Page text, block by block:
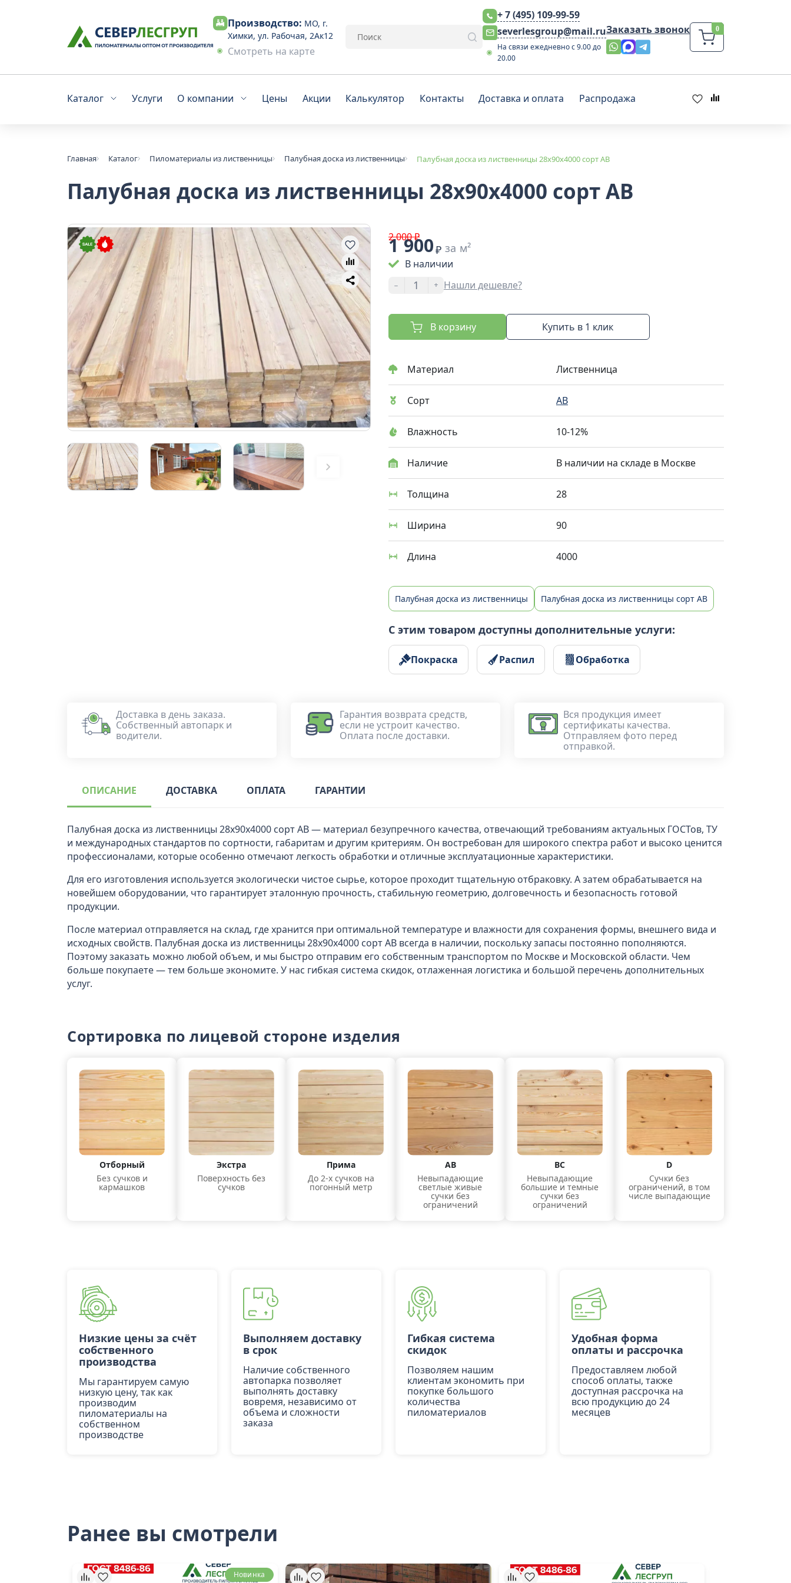
Производство: МО, г.
Химки, ул. Рабочая, 2Ак12
Смотреть на карте
+ 7 (495) 109-99-59
severlesgroup@mail.ru
На связи ежедневно с 9.00 до
20.00
Заказать звонок
Каталог Услуги О компании Цены Акции Калькулятор Контакты Доставка и оплата Распродажа
Главная Каталог Пиломатериалы из лиственницы Палубная доска из лиственницы Палубная доска из лиственницы 28x90х4000 сорт АВ
Палубная доска из лиственницы 28x90х4000 сорт АВ
2 000 ₽
1 900 ₽ за м²
В наличии
-
+ Нашли дешевле?
В корзину Купить в 1 клик
Материал Лиственница
Сорт AB
Влажность 10-12%
Наличие В наличии на складе в Москве
Толщина 28
Ширина 90
Длина 4000
Палубная доска из лиственницы Палубная доска из лиственницы сорт AB
С этим товаром доступны дополнительные услуги:
Покраска Распил Обработка
Доставка в день заказа.
Собственный автопарк и
водители.
Гарантия возврата средств,
если не устроит качество.
Оплата после доставки.
Вся продукция имеет
сертификаты качества.
Отправляем фото перед
отправкой.
ОПИСАНИЕ ДОСТАВКА ОПЛАТА ГАРАНТИИ
Палубная доска из лиственницы 28x90х4000 сорт АВ — материал безупречного качества, отвечающий требованиям актуальных ГОСТов, ТУ
и международных стандартов по сортности, габаритам и другим критериям. Он востребован для широкого спектра работ и высоко ценится
профессионалами, которые особенно отмечают легкость обработки и отличные эксплуатационные характеристики.
Для его изготовления используется экологически чистое сырье, которое проходит тщательную отбраковку. А затем обрабатывается на
новейшем оборудовании, что гарантирует эталонную прочность, стабильную геометрию, долговечность и безопасность готовой
продукции.
После материал отправляется на склад, где хранится при оптимальной температуре и влажности для сохранения формы, внешнего вида и
исходных свойств. Палубная доска из лиственницы 28x90х4000 сорт АВ всегда в наличии, поскольку запасы постоянно пополняются.
Поэтому заказать можно любой объем, и мы быстро отправим его собственным транспортом по Москве и Московской области. Чем
больше покупаете — тем больше экономите. У нас гибкая система скидок, отлаженная логистика и большой перечень дополнительных
услуг.
Сортировка по лицевой стороне изделия
Отборный
Без сучков и
кармашков
Экстра
Поверхность без
сучков
Прима
До 2-х сучков на
погонный метр
АВ
Невыпадающие
светлые живые
сучки без
ограничений
ВС
Невыпадающие
большие и темные
сучки без
ограничений
D
Сучки без
ограничений, в том
числе выпадающие
Низкие цены за счёт
собственного
производства
Мы гарантируем самую
низкую цену, так как
производим
пиломатериалы на
собственном
производстве
Выполняем доставку
в срок
Наличие собственного
автопарка позволяет
выполнять доставку
вовремя, независимо от
объема и сложности
заказа
Гибкая система
скидок
Позволяем нашим
клиентам экономить при
покупке большого
количества
пиломатериалов
Удобная форма
оплаты и рассрочка
Предоставляем любой
способ оплаты, также
доступная рассрочка на
всю продукцию до 24
месяцев
Ранее вы смотрели
Новинка